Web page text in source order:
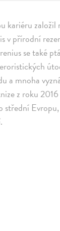
kariéru
v přírodní
se také
a mnoha
z roku